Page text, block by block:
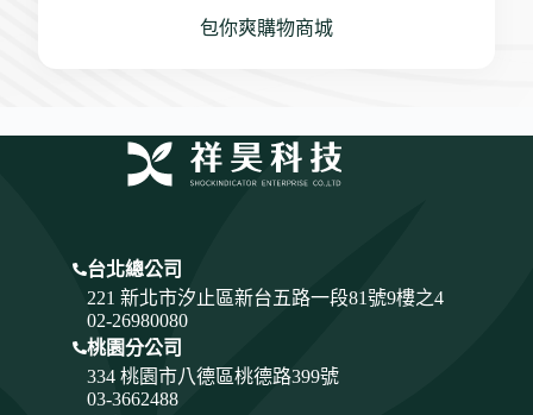
包你爽購物商城
台北總公司
221 新北市汐止區新台五路一段81號9樓之4
02-26980080
桃園分公司
334 桃園市八德區桃德路399號
03-3662488